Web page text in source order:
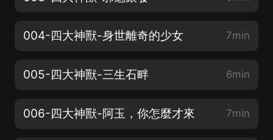
004-四大神獸-身世離奇的少女 7min
005-四大神獸-三生石畔 6min
006-四大神獸-阿玉，你怎麼才來 7min